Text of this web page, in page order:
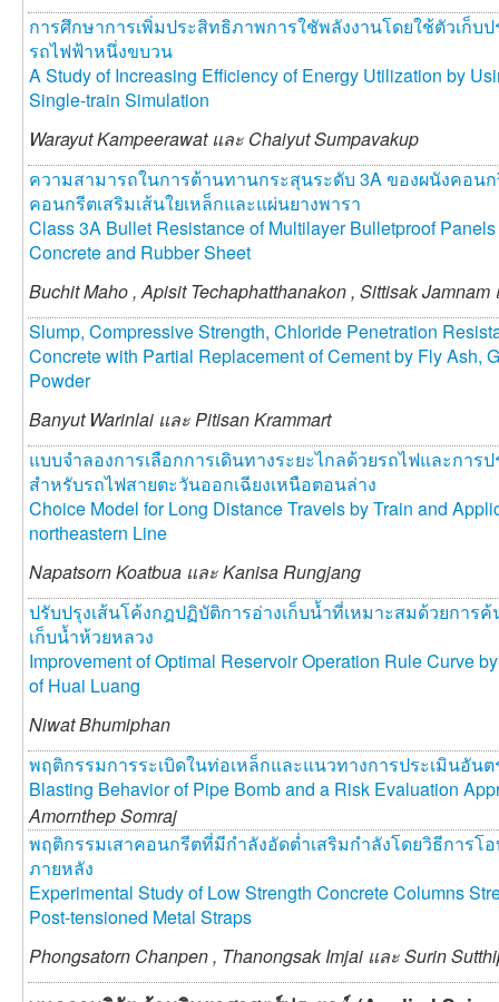
การศึกษาการเพิ่มประสิทธิภาพการใชัพลังงานโดยใช้ตัวเก็บ
รถไฟฟ้าหนึ่งขบวน
A Study of Increasing Efficiency of Energy Utilization by
Single-train Simulation
Warayut Kampeerawat และ Chaiyut Sumpavakup
ความสามารถในการต้านทานกระสุนระดับ 3A ของผนังคอน
คอนกรีตเสริมเส้นใยเหล็กและแผ่นยางพารา
Class 3A Bullet Resistance of Multilayer Bulletproof
Concrete and Rubber Sheet
Buchit Maho ,Apisit Techaphatthanakon , Sittisak
Slump, Compressive Strength, Chloride Penetration
Concrete with Partial Replacement of Cement by Fly Ash,
Powder
Banyut Warinlai และPitisan Krammart
แบบจำลองการเลือกการเดินทางระยะไกลด้วยรถไฟและการ
สำหรับรถไฟสายตะวันออกเฉียงเหนือตอนล่าง
Choice Model for Long Distance Travels by Train and
northeastern Line
Napatsorn Koatbua และKanisa Rungjang
ปรับปรุงเส้นโค้งกฎปฏิบัติการอ่างเก็บน้ำที่เหมาะสมด้วยกา
เก็บน้ำห้วยหลวง
Improvement of Optimal Reservoir Operation Rule Curve
of Huai Luang
Niwat Bhumiphan
พฤติกรรมการระเบิดในท่อเหล็กและแนวทางการประเมินอันต
Blasting Behavior of Pipe Bomb and a Risk Evaluation
Amornthep Somraj
พฤติกรรมเสาคอนกรีตที่มีกำลังอัดต่ำเสริมกำลังโดยวิธีการโ
ภายหลัง
Experimental Study of Low Strength Concrete Columns
Post-tensioned Metal Straps
Phongsatorn Chanpen , Thanongsak Imjai และSurin